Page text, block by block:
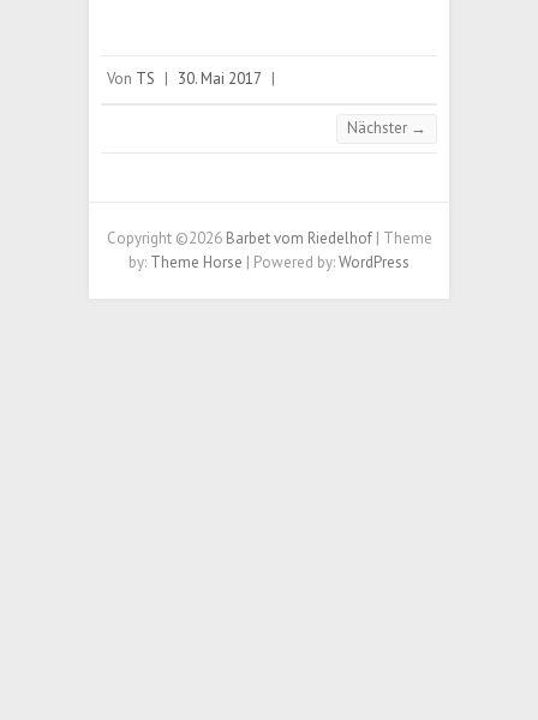
Von TS | 30. Mai 2017 |
Nächster →
Copyright ©2026 Barbet vom Riedelhof| Theme
by: Theme Horse | Powered by:WordPress